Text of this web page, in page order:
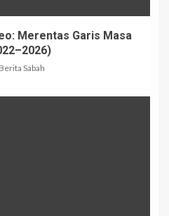
Merentas Garis Masa
Sabah